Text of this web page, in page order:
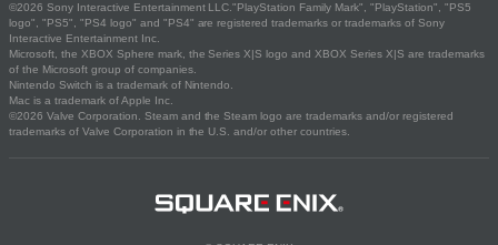
©2026 Sony Interactive Entertainment LLC."PlayStation Family Mark", "PlayStation", "PS5
logo", "PS5", "PS4 logo" and "PS4" are registered trademarks or trademarks of Sony
Interactive Entertainment Inc.
Microsoft, the XBOX Sphere mark, the Series X|S logo and XBOX Series X|S are trademarks
of the Microsoft group of companies.
Nintendo Switch is a trademark of Nintendo.
Mac is a trademark of Apple Inc.
©2026 Valve Corporation. Steam and the Steam logo are trademarks and/or registered
trademarks of Valve Corporation in the U.S. and/or other countries.